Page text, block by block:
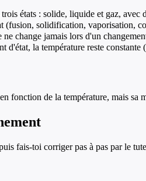
états : solide, liquide et gaz, avec
(fusion, solidification, vaporisation,
ne change jamais lors d'un
d'état, la température reste
fonction de la température, mais sa
fais-toi corriger pas à pas par le